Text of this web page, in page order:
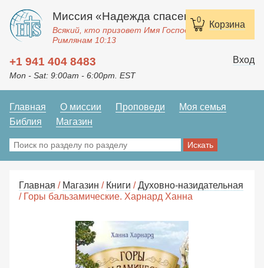
0 Корзина
Миссия «Надежда спасения»
Всякий, кто призовет Имя Господне, спасется.
Римлянам 10:13
+1 941 404 8483
Mon - Sat: 9:00am - 6:00pm. EST
Вход
Главная О миссии Проповеди
Моя семья
Библия
Магазин
Главная / Магазин / Книги /Духовно-назидательная
/ Горы бальзамические. Харнард Ханна